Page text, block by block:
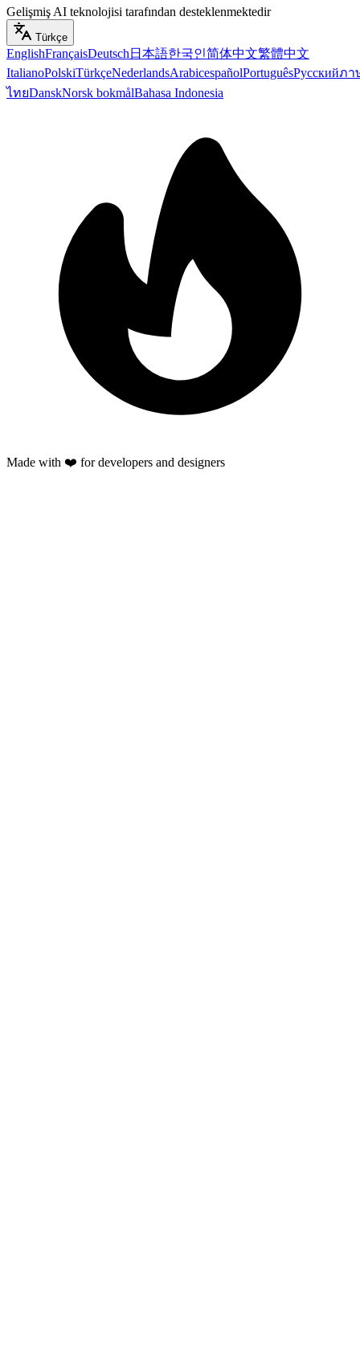
Gelişmiş AI teknolojisi tarafından desteklenmektedir
Türkçe
EnglishFrançaisDeutsch 日本語한국인简体中文繁體中文
ItalianoPolskiTürkçeNederlandsArabicespañolPortuguêsРусскийภา
ไทยDanskNorsk bokmålBahasa Indonesia
Made with ❤️ for developers and designers